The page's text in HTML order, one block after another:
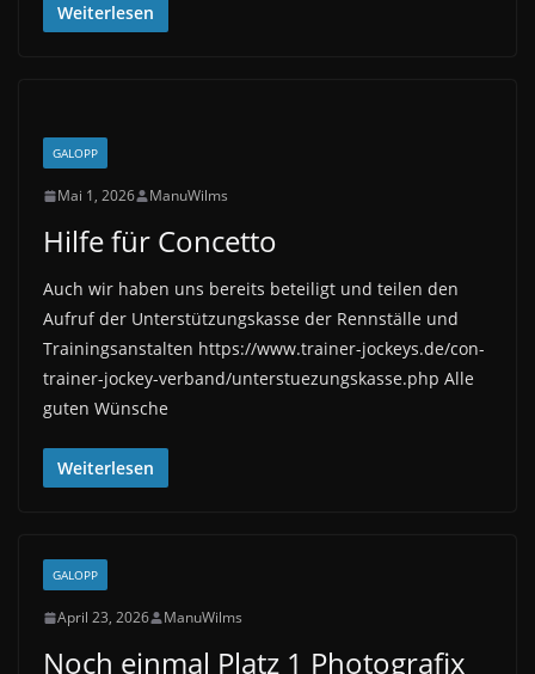
Weiterlesen
GALOPP
Mai 1, 2026 ManuWilms
Hilfe für Concetto
Auch wir haben uns bereits beteiligt und teilen den
Aufruf der Unterstützungskasse der Rennställe und
Trainingsanstalten https://www.trainer-jockeys.de/con-
trainer-jockey-verband/unterstuezungskasse.php Alle
guten Wünsche
Weiterlesen
GALOPP
April 23, 2026 ManuWilms
Noch einmal Platz 1 Photografix